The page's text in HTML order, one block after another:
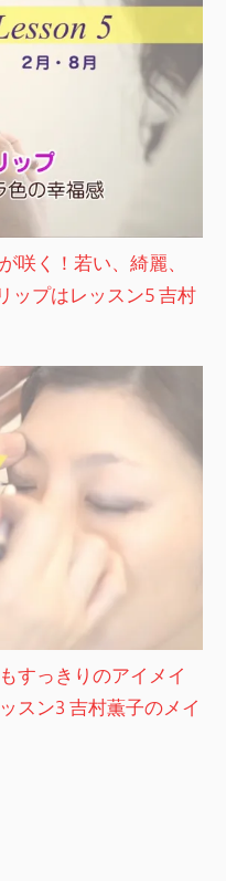
咲く！若い、綺麗、
ップはレッスン5 吉村
すっきりのアイメイ
スン3 吉村薫子のメイ